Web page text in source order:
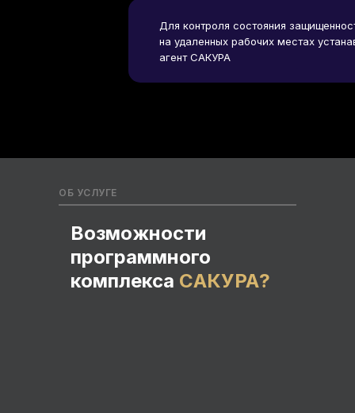
Для контроля состояния
на удаленных рабочих местах
агент САКУРА
ОБ УСЛУГЕ
Возможности
программного
комплекса CАКУРА?